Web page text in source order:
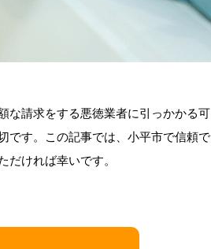
な請求をする悪徳業者に引っかかる可
です。この記事では、小平市で信頼で
ければ幸いです。